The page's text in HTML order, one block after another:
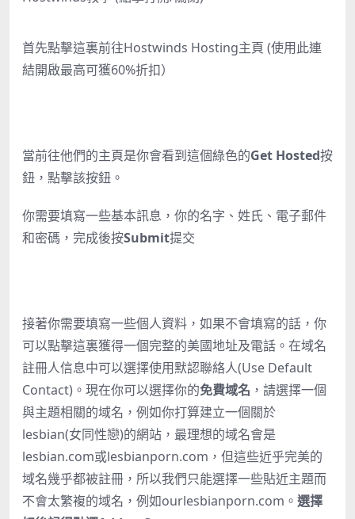
首先點擊這裏前往Hostwinds Hosting主頁 (使用此連
結開啟最高可獲60%折扣）
當前往他們的主頁是你會看到這個綠色的Get Hosted按
鈕，點擊該按鈕。
你需要填寫一些基本訊息，你的名字、姓氏、電子郵件
和密碼，完成後按Submit提交
接著你需要填寫一些個人資料，如果不會填寫的話，你
可以點擊這裏獲得一個完整的美國地址及電話。在域名
註冊人信息中可以選擇使用默認聯絡人(Use Default
Contact)。現在你可以選擇你的免費域名 ，請選擇一個
與主題相關的域名，例如你打算建立一個關於
lesbian(女同性戀)的網站，最理想的域名會是
lesbian.com或lesbianporn.com，但這些近乎完美的
域名幾乎都被註冊，所以我們只能選擇一些貼近主題而
不會太繁複的域名，例如ourlesbianporn.com。 選擇